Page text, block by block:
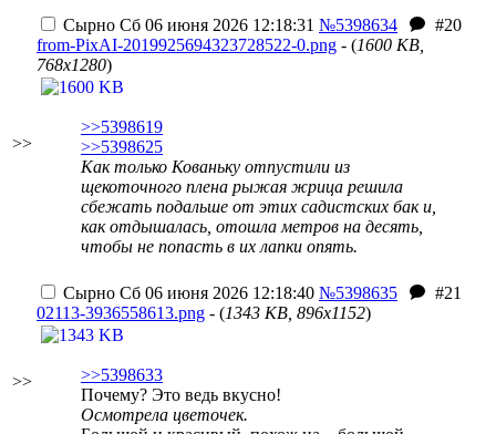
>>
Сырно Сб 06 июня 2026 12:18:31 №5398634
#20
from-PixAI-2019925694323728522-0.png - (1600 KB,
768x1280)
>>5398619
>>5398625
Как только Кованьку отпустили из
щекоточного плена рыжая жрица решила
сбежать подальше от этих садистских бак и,
как отдышалась, отошла метров на десять,
чтобы не попасть в их лапки опять.
>>
Сырно Сб 06 июня 2026 12:18:40 №5398635
#21
02113-3936558613.png - (1343 KB, 896x1152)
>>5398633
Почему? Это ведь вкусно!
Осмотрела цветочек.